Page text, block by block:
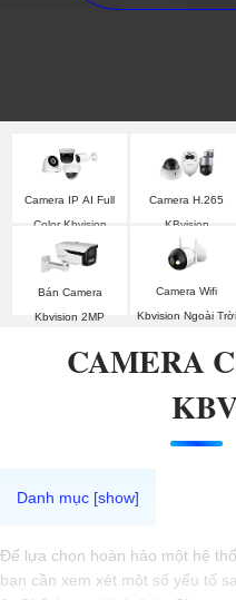
Camera IP AI Full
Color Kbvision
Camera H.265
KBvision
Bán Camera
Kbvision 2MP
Camera Wifi
Kbvision Ngoài Trời
CAMERA
Để lựa chọn hoàn hảo một hệ
bạn cần xem xét một số yếu tố